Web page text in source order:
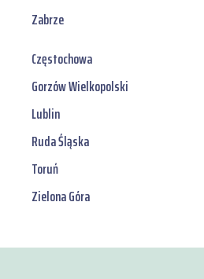
Zabrze
Częstochowa
Gorzów Wielkopolski
Lublin
Ruda Śląska
Toruń
Zielona Góra